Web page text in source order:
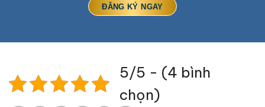
5/5 - (4 bình
chọn)